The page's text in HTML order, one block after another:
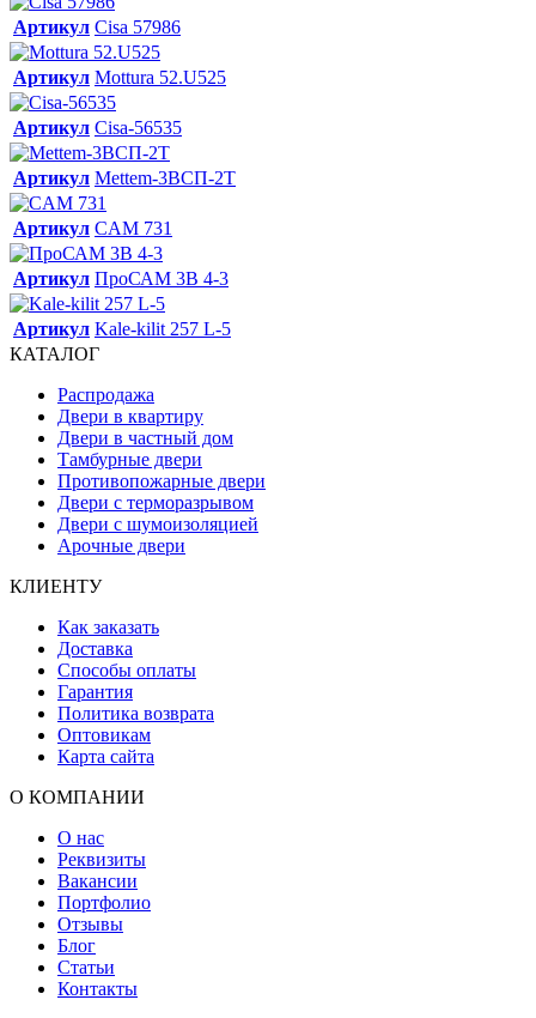
Артикул Cisa 57986
Артикул Mottura 52.U525
Артикул Cisa-56535
Артикул Mettem-3ВСП-2Т
Артикул CAM 731
Артикул ПроСАМ 3В 4-3
Артикул Kale-kilit 257 L-5
КАТАЛОГ
Распродажа
Двери в квартиру
Двери в частный дом
Тамбурные двери
Противопожарные двери
Двери с терморазрывом
Двери с шумоизоляцией
Арочные двери
КЛИЕНТУ
Как заказать
Доставка
Способы оплаты
Гарантия
Политика возврата
Оптовикам
Карта сайта
О КОМПАНИИ
О нас
Реквизиты
Вакансии
Портфолио
Отзывы
Блог
Статьи
Контакты